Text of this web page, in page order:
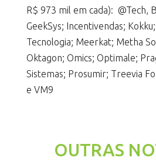
R$ 973 mil em cada): @Tech,
GeekSys; Incentivendas;
Tecnologia; Meerkat; Metha
Oktagon; Omics; Optimale;
Sistemas; Prosumir; Treevia
e VM9
OUTRAS